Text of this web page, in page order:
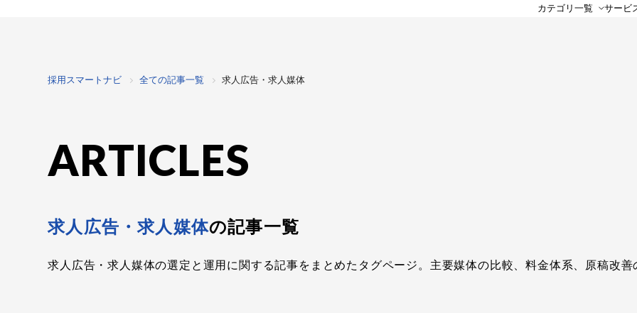
カテゴリ一覧 サービ
採用スマートナビ 全ての記事一覧 求人広告・求人媒体
ARTICLES
求人広告・求人媒体の記事一覧
求人広告・求人媒体の選定と運用に関する記事をまとめたタグページ。主要媒体の比較、料金体系、原稿改